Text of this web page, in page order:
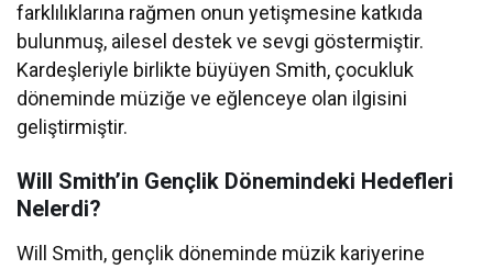
farklılıklarına rağmen onun yetişmesine katkıda
bulunmuş, ailesel destek ve sevgi göstermiştir.
Kardeşleriyle birlikte büyüyen Smith, çocukluk
döneminde müziğe ve eğlenceye olan ilgisini
geliştirmiştir.
Will Smith’in Gençlik Dönemindeki Hedefleri
Nelerdi?
Will Smith, gençlik döneminde müzik kariyerine